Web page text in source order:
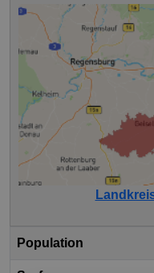
Population